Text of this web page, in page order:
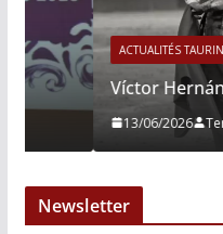
ACTUALITÉS TAURINES
Víctor Hernández :
13/06/2026 Tertulias
Newsletter